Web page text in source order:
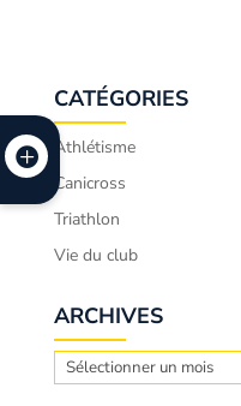
CATÉGORIES
Athlétisme
Canicross
Triathlon
Vie du club
ARCHIVES
Archives